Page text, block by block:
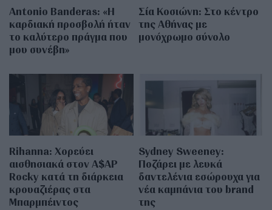
Antonio Banderas: «Η
καρδιακή προσβολή ήταν
το καλύτερο πράγμα που
μου συνέβη»
Σία Κοσιώνη: Στο κέντρο
της Αθήνας με
μονόχρωμο σύνολο
Rihanna: Χορεύει
αισθησιακά στον A$AP
Rocky κατά τη διάρκεια
κρουαζιέρας στα
Μπαρμπέιντος
Sydney Sweeney:
Ποζάρει με λευκά
δαντελένια εσώρουχα για
νέα καμπάνια του brand
της